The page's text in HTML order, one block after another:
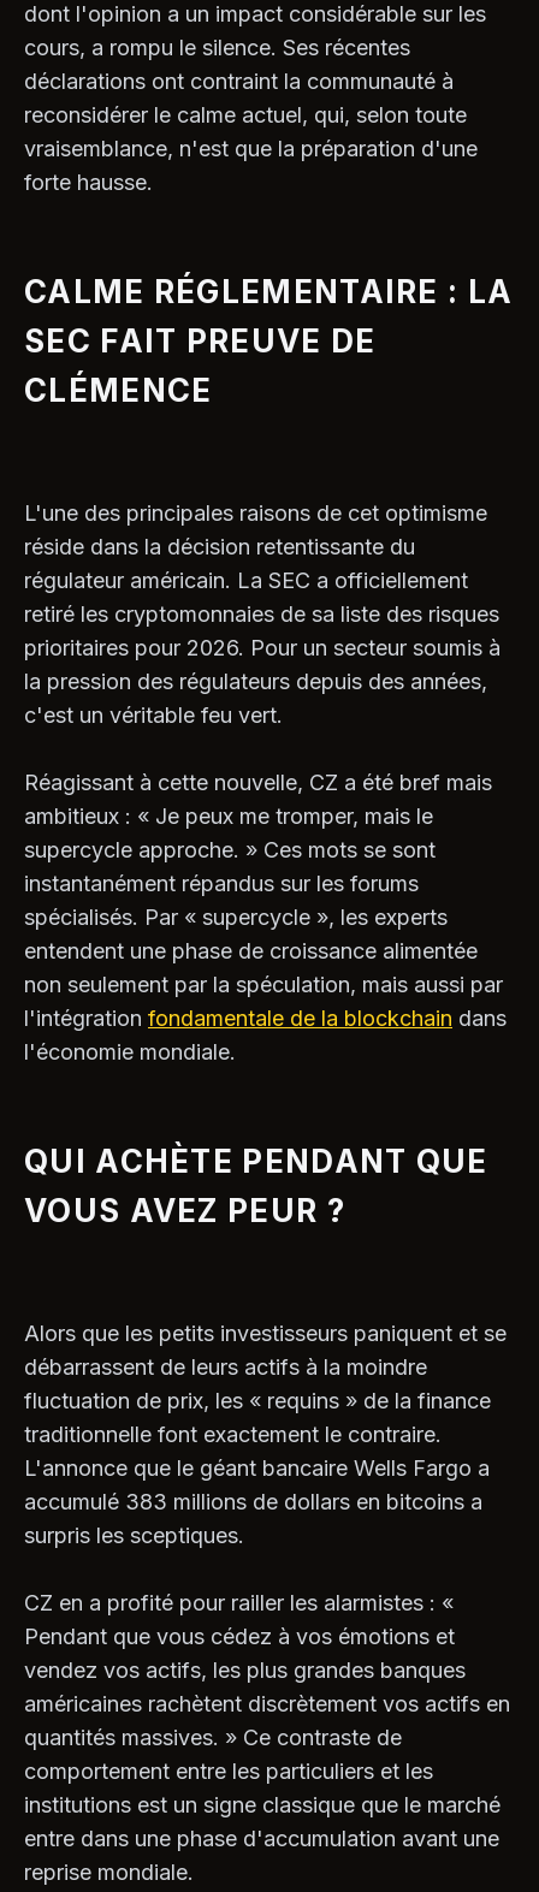
dont l'opinion a un impact considérable sur les
cours, a rompu le silence. Ses récentes
déclarations ont contraint la communauté à
reconsidérer le calme actuel, qui, selon toute
vraisemblance, n'est que la préparation d'une
forte hausse.
CALME RÉGLEMENTAIRE : LA
SEC FAIT PREUVE DE
CLÉMENCE
L'une des principales raisons de cet optimisme
réside dans la décision retentissante du
régulateur américain. La SEC a officiellement
retiré les cryptomonnaies de sa liste des risques
prioritaires pour 2026. Pour un secteur soumis à
la pression des régulateurs depuis des années,
c'est un véritable feu vert.
Réagissant à cette nouvelle, CZ a été bref mais
ambitieux : « Je peux me tromper, mais le
supercycle approche. » Ces mots se sont
instantanément répandus sur les forums
spécialisés. Par « supercycle », les experts
entendent une phase de croissance alimentée
non seulement par la spéculation, mais aussi par
l'intégration fondamentale de la blockchain dans
l'économie mondiale.
QUI ACHÈTE PENDANT QUE
VOUS AVEZ PEUR ?
Alors que les petits investisseurs paniquent et se
débarrassent de leurs actifs à la moindre
fluctuation de prix, les « requins » de la finance
traditionnelle font exactement le contraire.
L'annonce que le géant bancaire Wells Fargo a
accumulé 383 millions de dollars en bitcoins a
surpris les sceptiques.
CZ en a profité pour railler les alarmistes : «
Pendant que vous cédez à vos émotions et
vendez vos actifs, les plus grandes banques
américaines rachètent discrètement vos actifs en
quantités massives. » Ce contraste de
comportement entre les particuliers et les
institutions est un signe classique que le marché
entre dans une phase d'accumulation avant une
reprise mondiale.